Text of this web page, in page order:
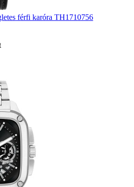
férfi karóra TH1710756